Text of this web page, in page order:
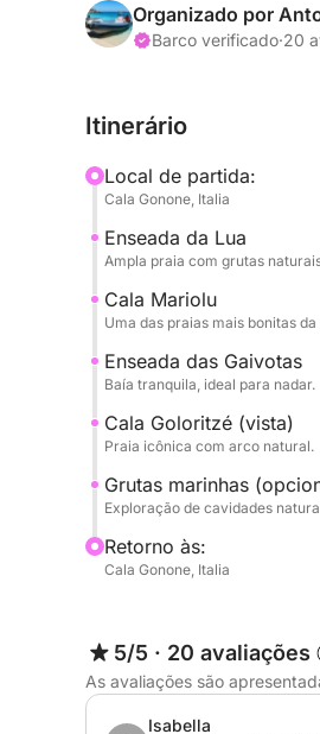
praias mais
verdadeiros paraísos
águas turquesas, ideais
Durante o dia, você terá
vontade, imerso em um
Perfeito para casais,
Orosei de uma
Reserve já no
Organizado por
Barco verificado·20
Itinerário
Local de partida:
Cala Gonone, Italia
Enseada da Lua
Ampla praia com grutas
Cala Mariolu
Uma das praias mais bonitas
Enseada das Gaivotas
Baía tranquila, ideal para nadar.
Cala Goloritzé (vista)
Praia icônica com arco natural.
Grutas marinhas
Exploração de cavidades
Retorno às:
Cala Gonone, Italia
5/5 · 20 avaliações
As avaliações são
Isabella